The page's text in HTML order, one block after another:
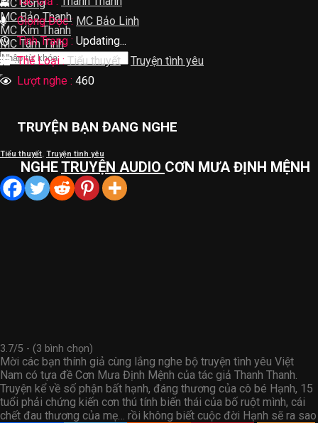
MC Bông
MC Bảo Thanh
MC Kim Thanh
MC Tâm Tình
Giọng Đọc : MC Bảo Linh
Tình Trạng : Updating...
Thể Loại :Tiểu thuyết-Truyện tình yêu
Lượt nghe : 460
TRUYỆN BẠN ĐANG NGHE
Tiểu thuyết, Truyện tình yêu
NGHETRUYỆN AUDIO CƠN MƯA ĐỊNH MỆNH
3.7/5 - (3 bình chọn)
Mời các bạn thính giả cùng lắng nghe bộ truyện tình yêu Việt
Nam có tựa đề Cơn Mưa Định Mệnh của tác giả Thanh Thanh.
Truyện kể về số phận bất hạnh, đáng thương của cô bé Hạnh, 15
tuổi phải chứng kiến cơn thú tính biến thái của bố ruột mình, cái
chết đau thương của mẹ… rồi không biết cuộc đời Hạnh sẽ ra sao